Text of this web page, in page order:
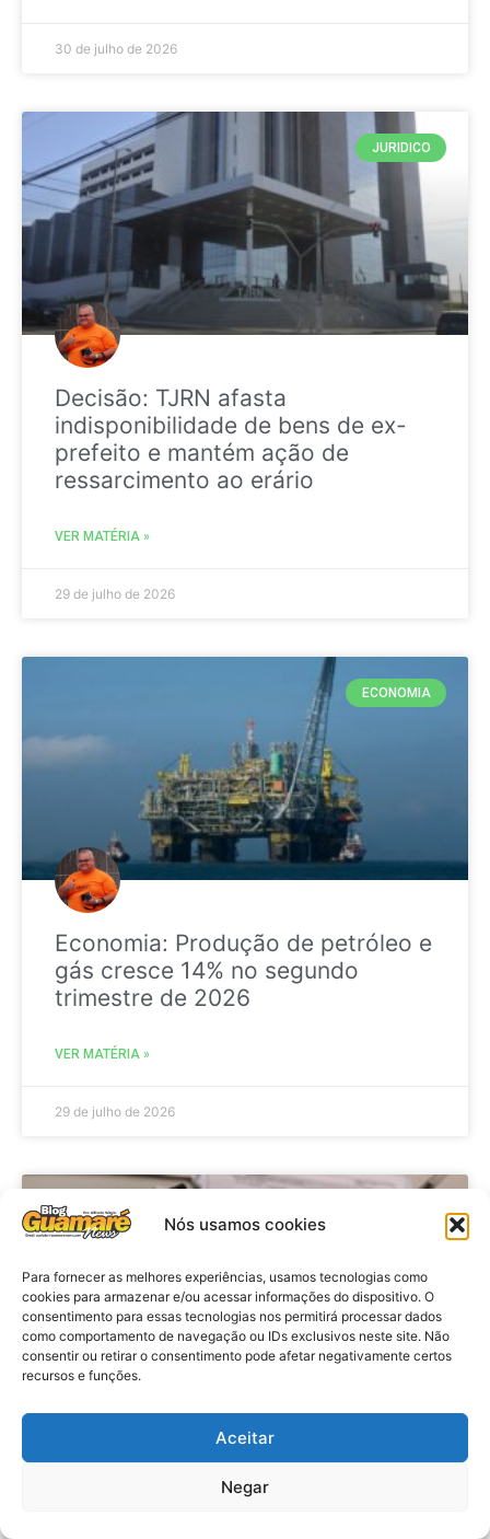
Nós usamos cookies
Para fornecer as melhores experiências, usamos tecnologias como
cookies para armazenar e/ou acessar informações do dispositivo. O
consentimento para essas tecnologias nos permitirá processar dados
como comportamento de navegação ou IDs exclusivos neste site. Não
consentir ou retirar o consentimento pode afetar negativamente certos
recursos e funções.
Aceitar
Negar
30 de julho de 2026
JURIDICO
Decisão: TJRN afasta
indisponibilidade de bens de ex-
prefeito e mantém ação de
ressarcimento ao erário
VER MATÉRIA »
29 de julho de 2026
ECONOMIA
Economia: Produção de petróleo e
gás cresce 14% no segundo
trimestre de 2026
VER MATÉRIA »
29 de julho de 2026
Economia: Prazo de adesão ao
Programa Desenrola 2.0 é